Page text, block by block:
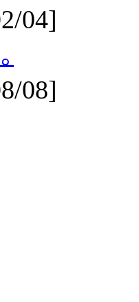
04]
08]